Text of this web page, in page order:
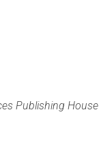
Publishing House